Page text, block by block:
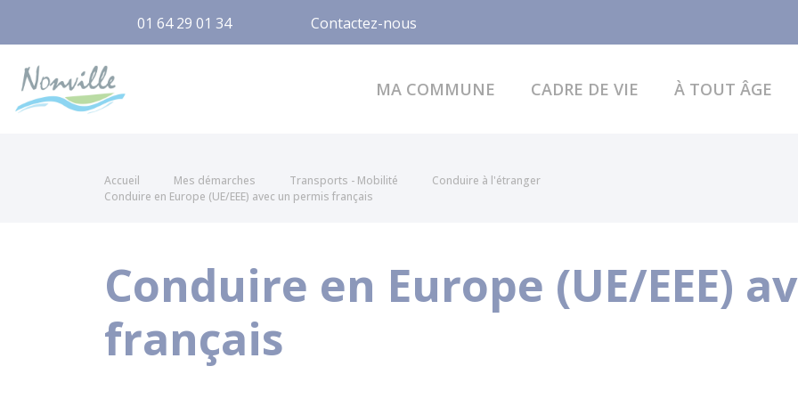
01 64 29 01 34 Contactez-nous
MA COMMUNE CADRE DE VIE À TOUT ÂGE
Accueil Mes démarches Transports - Mobilité
Conduire à l'étranger
Conduire en Europe (UE/EEE) avec un permis français
Conduire en Europe (UE/EEE)
français